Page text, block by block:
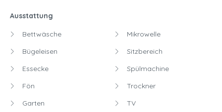
Ausstattung
Bettwäsche
Bügeleisen
Essecke
Fön
Garten
Mikrowelle
Sitzbereich
Spülmachine
Trockner
TV